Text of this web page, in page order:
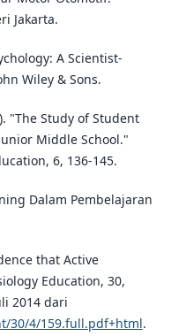
Jakarta.
A Scientist-
Wiley & Sons.
"The Study of Student
Middle School."
6, 136-145.
Dalam Pembelajaran
that Active
Education, 30,
2014 dari
30/4/159.full.pdf+html.